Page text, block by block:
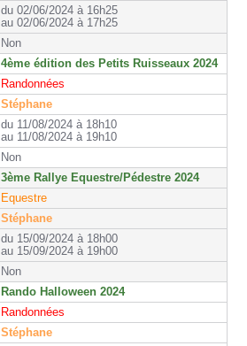
du 02/06/2024 à 16h25
au 02/06/2024 à 17h25
Non
4ème édition des Petits Ruisseaux 2024
Randonnées
Stéphane
du 11/08/2024 à 18h10
au 11/08/2024 à 19h10
Non
3ème Rallye Equestre/Pédestre 2024
Equestre
Stéphane
du 15/09/2024 à 18h00
au 15/09/2024 à 19h00
Non
Rando Halloween 2024
Randonnées
Stéphane